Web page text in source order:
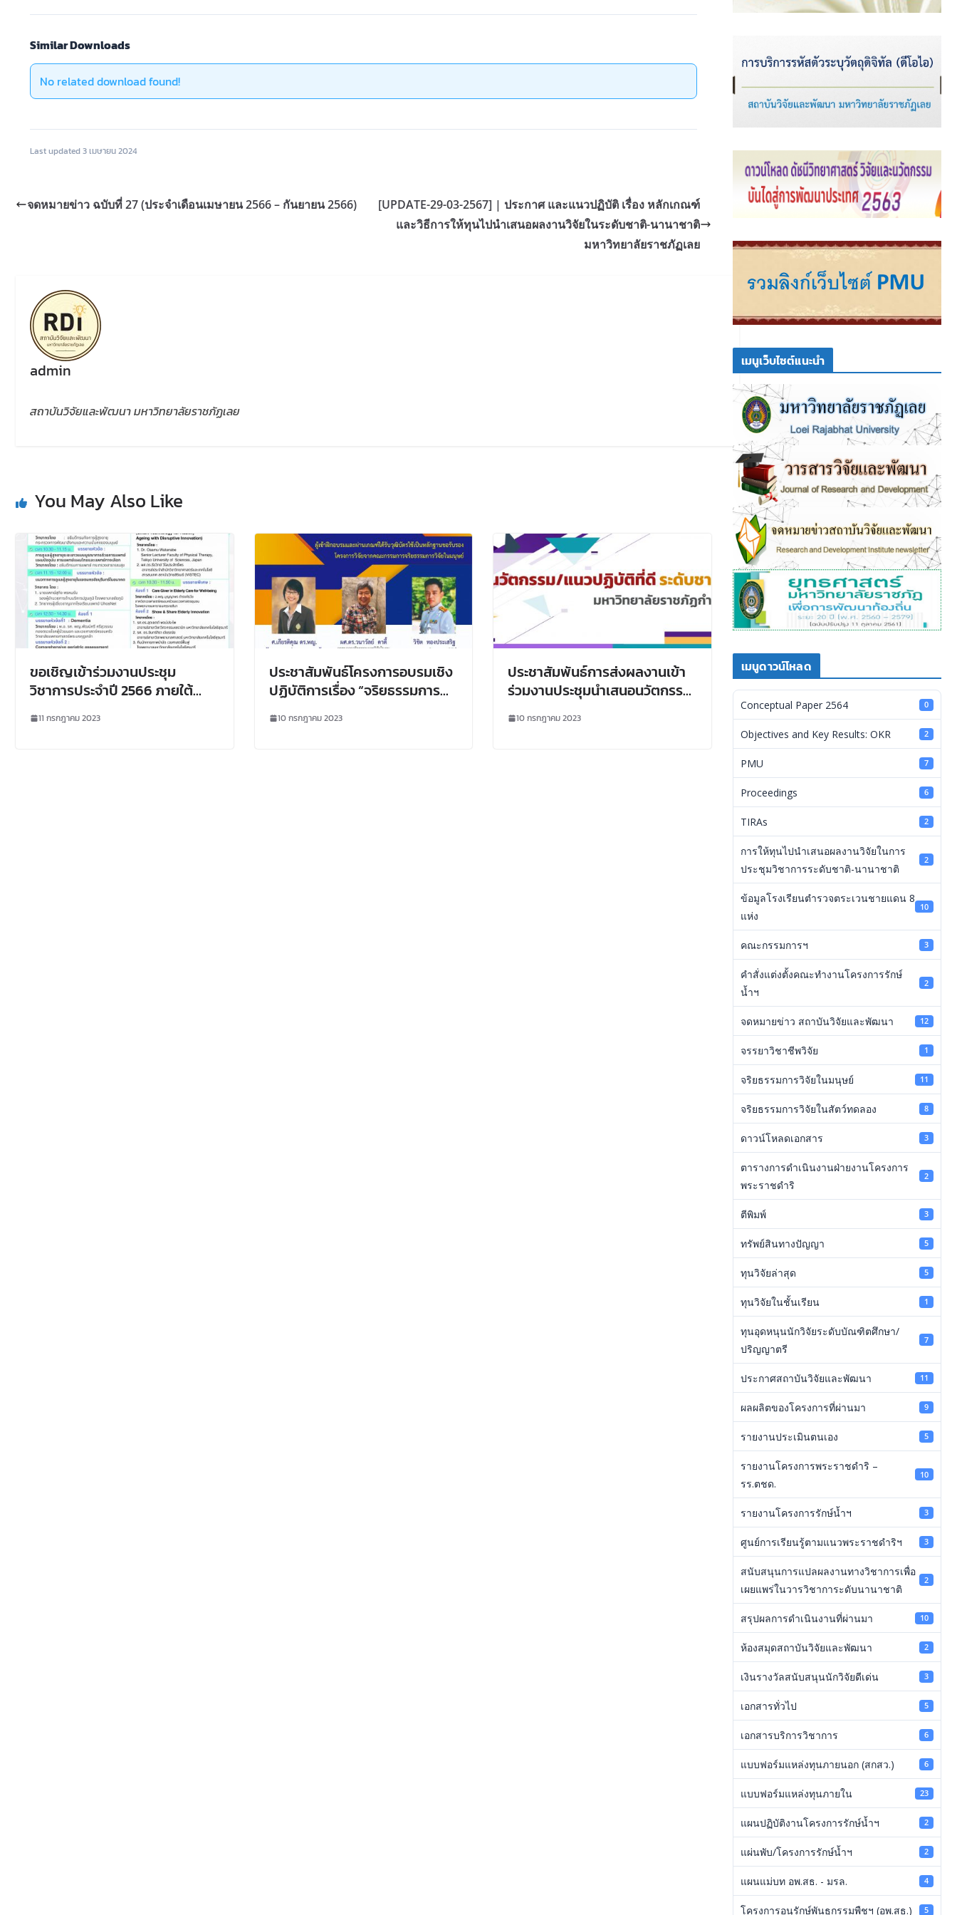
Similar Downloads
No related download found!
Last updated 3 เมษายน 2024
จดหมายข่าว ฉบับที่ 27 (ประจำเดือนเมษายน 2566 – กันยายน 2566)
[UPDATE-29-03-2567] | ประกาศ และแนวปฏิบัติ เรื่อง หลักเกณฑ์
และวิธีการให้ทุนไปนำเสนอผลงานวิจัยในระดับชาติ-นานาชาติ
มหาวิทยาลัยราชภัฏเลย
admin
สถาบันวิจัยและพัฒนา มหาวิทยาลัยราชภัฏเลย
You May Also Like
ขอเชิญเข้าร่วมงานประชุม
วิชาการประจำปี 2566 ภายใต้
Innovation for Elderly Care
11 กรกฎาคม 2023
ประชาสัมพันธ์โครงการอบรมเชิง
ปฏิบัติการเรื่อง “จริยธรรมการ
10 กรกฎาคม 2023
ประชาสัมพันธ์การส่งผลงานเข้า
ร่วมงานประชุมนำเสนอนวัตกรรม
ที่ 3 มหาวิทยาลัยกำแพงเพชร
10 กรกฎาคม 2023
เมนูเว็บไซต์แนะนำ
เมนูดาวน์โหลด
Conceptual Paper 2564 0
Objectives and Key Results: OKR 2
PMU 7
Proceedings 6
TIRAs 2
การให้ทุนไปนำเสนอผลงานวิจัยในการ
ประชุมวิชาการระดับชาติ-นานาชาติ
2
ข้อมูลโรงเรียนตำรวจตระเวนชายแดน 8
แห่ง
10
คณะกรรมการฯ 3
คำสั่งแต่งตั้งคณะทำงานโครงการรักษ์
น้ำฯ
2
จดหมายข่าว สถาบันวิจัยและพัฒนา 12
จรรยาวิชาชีพวิจัย 1
จริยธรรมการวิจัยในมนุษย์ 11
จริยธรรมการวิจัยในสัตว์ทดลอง 8
ดาวน์โหลดเอกสาร 3
ตารางการดำเนินงานฝ่ายงานโครงการ
พระราชดำริ
2
ตีพิมพ์ 3
ทรัพย์สินทางปัญญา 5
ทุนวิจัยล่าสุด 5
ทุนวิจัยในชั้นเรียน 1
ทุนอุดหนุนนักวิจัยระดับบัณฑิตศึกษา/
ปริญญาตรี
7
ประกาศสถาบันวิจัยและพัฒนา 11
ผลผลิตของโครงการที่ผ่านมา 9
รายงานประเมินตนเอง 5
รายงานโครงการพระราชดำริ –
รร.ตชด.
10
รายงานโครงการรักษ์น้ำฯ 3
ศูนย์การเรียนรู้ตามแนวพระราชดำริฯ 3
สนับสนุนการแปลผลงานทางวิชาการเพื่อ
เผยแพร่ในวารวิชาการะดับนานาชาติ
2
สรุปผลการดำเนินงานที่ผ่านมา 10
ห้องสมุดสถาบันวิจัยและพัฒนา 2
เงินรางวัลสนับสนุนนักวิจัยดีเด่น 3
เอกสารทั่วไป 5
เอกสารบริการวิชาการ 6
แบบฟอร์มแหล่งทุนภายนอก (สกสว.) 6
แบบฟอร์มแหล่งทุนภายใน 23
แผนปฏิบัติงานโครงการรักษ์น้ำฯ 2
แผ่นพับ/โครงการรักษ์น้ำฯ 2
แผนแม่บท อพ.สธ. - มรล. 4
โครงการอนุรักษ์พันธุกรรมพืชฯ (อพ.สธ.) 5